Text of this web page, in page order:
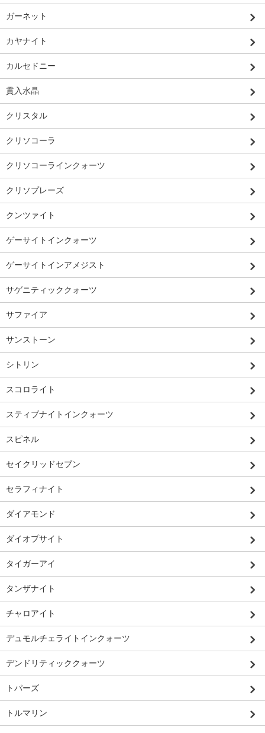
ガーネット
カヤナイト
カルセドニー
貫入水晶
クリスタル
クリソコーラ
クリソコーラインクォーツ
クリソプレーズ
クンツァイト
ゲーサイトインクォーツ
ゲーサイトインアメジスト
サゲニティッククォーツ
サファイア
サンストーン
シトリン
スコロライト
スティブナイトインクォーツ
スピネル
セイクリッドセブン
セラフィナイト
ダイアモンド
ダイオプサイト
タイガーアイ
タンザナイト
チャロアイト
デュモルチェライトインクォーツ
デンドリティッククォーツ
トパーズ
トルマリン